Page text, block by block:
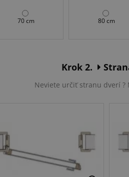
70 cm 80 cm
Krok 2.
Neviete určiť stranu dverí ?